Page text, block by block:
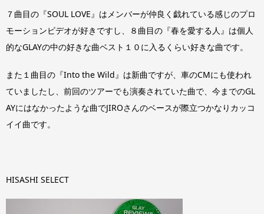
７曲目の『SOUL LOVE』はメンバーが仲良く戯れている感じのプロ
モーションビデオが好きですし、８曲目の『春を愛する人』は個人
的なGLAYの中の好きな曲ベスト１０に入るくらい好きな曲です。
また１曲目の『Into the Wild』は新曲ですが、車のCMにも使われ
ていましたし、前回のツアーでも演奏されていた曲で、今までのGL
AYにはなかったような曲でJIROさんのベースが際立つかなりカッコ
イイ曲です。
HISASHI SELECT